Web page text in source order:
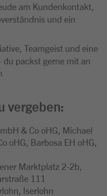
am Kundenkontakt,
und ein
Teamgeist und eine
packst gerne mit an
vergeben:
& Co oHG, Michael
oHG, Barbosa EH oHG,
Marktplatz 2-2b,
111
Iserlohn